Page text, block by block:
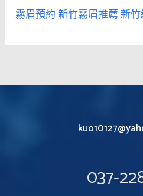
霧眉預約新竹霧眉推薦新
037-